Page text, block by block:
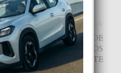
Next article
REINA MÁXIMA A PERDE
DEN UN SIMAN DOS
PERSONA IMPORTANTE